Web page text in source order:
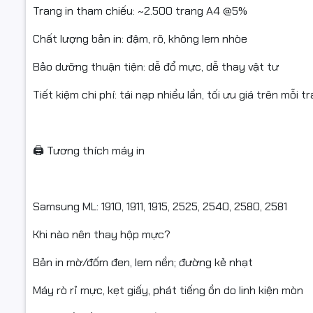
Trang in tham chiếu: ~2.500 trang A4 @5%
Chất lượng bản in: đậm, rõ, không lem nhòe
Bảo dưỡng thuận tiện: dễ đổ mực, dễ thay vật tư
Tiết kiệm chi phí: tái nạp nhiều lần, tối ưu giá trên mỗi
🖨️ Tương thích máy in
Samsung ML: 1910, 1911, 1915, 2525, 2540, 2580, 2581
Khi nào nên thay hộp mực?
Bản in mờ/đốm đen, lem nền; đường kẻ nhạt
Máy rò rỉ mực, kẹt giấy, phát tiếng ồn do linh kiện mòn
- Bắt
- Không